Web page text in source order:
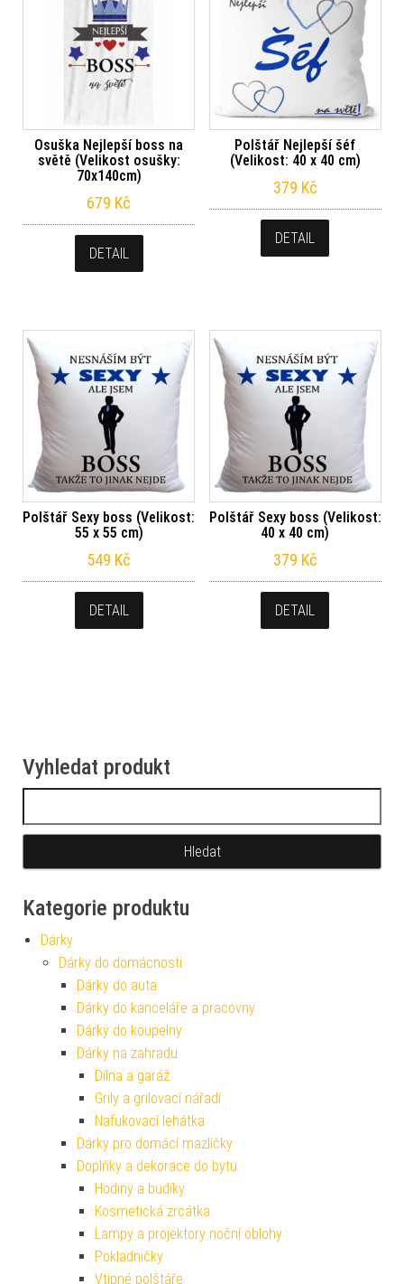
Osuška Nejlepší boss na
světě (Velikost osušky:
70x140cm)
679 Kč
DETAIL
Polštář Nejlepší šéf
(Velikost: 40 x 40 cm)
379 Kč
DETAIL
Polštář Sexy boss (Velikost:
55 x 55 cm)
549 Kč
DETAIL
Polštář Sexy boss (Velikost:
40 x 40 cm)
379 Kč
DETAIL
Vyhledat produkt
Kategorie produktu
Dárky
Dárky do domácnosti
Dárky do auta
Dárky do kanceláře a pracovny
Dárky do koupelny
Dárky na zahradu
Dílna a garáž
Grily a grilovací nářadí
Nafukovací lehátka
Dárky pro domácí mazlíčky
Doplňky a dekorace do bytu
Hodiny a budíky
Kosmetická zrcátka
Lampy a projektory noční oblohy
Pokladničky
Vtipné polštáře